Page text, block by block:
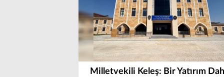
Milletvekili Keleş: Bir Yatırım